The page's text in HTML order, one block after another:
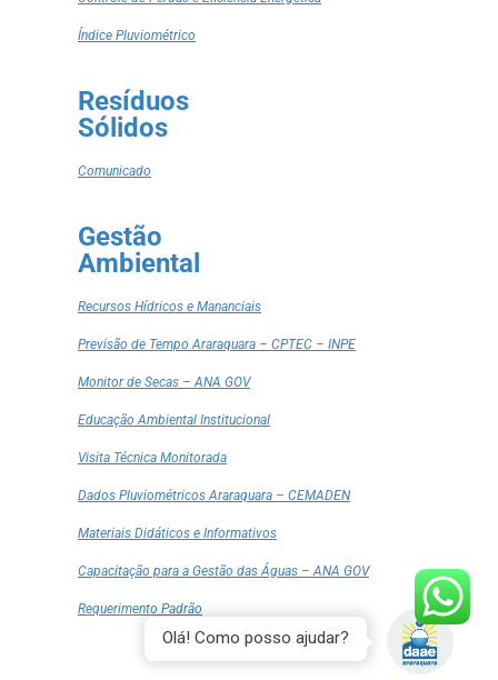
Índice Pluviométrico
Resíduos
Sólidos
Comunicado
Gestão
Ambiental
Recursos Hídricos e Mananciais
Previsão de Tempo Araraquara – CPTEC – INPE
Monitor de Secas – ANA GOV
Educação Ambiental Institucional
Visita Técnica Monitorada
Dados Pluviométricos Araraquara – CEMADEN
Materiais Didáticos e Informativos
Capacitação para a Gestão das Águas – ANA GOV
Requerimento Padrão
Olá! Como posso ajudar?